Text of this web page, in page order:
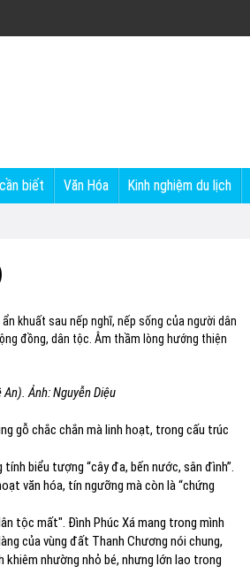
biết Văn Hóa Kinh nghiệm du lịch
khuất sau nếp nghĩ, nếp sống của người dân
đồng, dân tộc. Âm thầm lòng hướng thiện
Ảnh: Nguyễn Diệu
gỗ chắc chắn mà linh hoạt, trong cấu trúc
biểu tượng “cây đa, bến nước, sân đình”.
văn hóa, tín ngưỡng mà còn là “chứng
tộc mất". Đình Phúc Xá mang trong mình
của vùng đất Thanh Chương nói chung,
nhường nhỏ bé, nhưng lớn lao trong